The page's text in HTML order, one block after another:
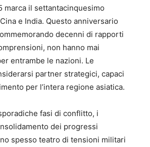
marca il settantacinquesimo
e India. Questo anniversario
decenni di rapporti
non hanno mai
entrambe le nazioni. Le
partner strategici, capaci
per l’intera regione asiatica.
fasi di conflitto, i
dei progressi
spesso teatro di tensioni militari